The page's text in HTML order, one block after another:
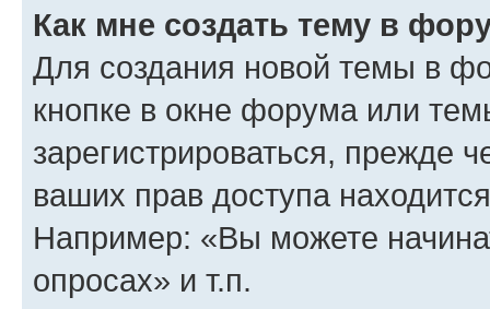
Как мне создать тему в
Для создания новой темы в
кнопке в окне форума или
зарегистрироваться, прежде
ваших прав доступа
Например: «Вы можете
опросах» и т.п.